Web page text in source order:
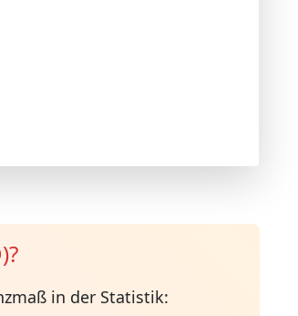
in der Statistik: